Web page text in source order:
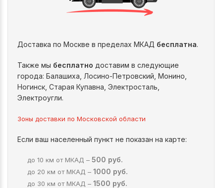
Доставка по Москве в пределах МКАД бесплатна.
Также мы бесплатно доставим в следующие
города: Балашиха, Лосино-Петровский, Монино,
Ногинск, Старая Купавна, Электросталь,
Электроугли.
Зоны доставки по Московской области
Если ваш населенный пункт не показан на карте:
до 10 км от МКАД – 500 руб.
до 20 км от МКАД – 1000 руб.
до 30 км от МКАД – 1500 руб.